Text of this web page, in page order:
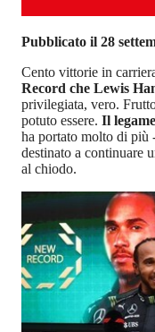
Pubblicato il 28
Cento vittorie in
Record che Lewis
privilegiata, vero.
potuto essere. Il
ha portato molto di più
destinato a continuare
al chiodo.